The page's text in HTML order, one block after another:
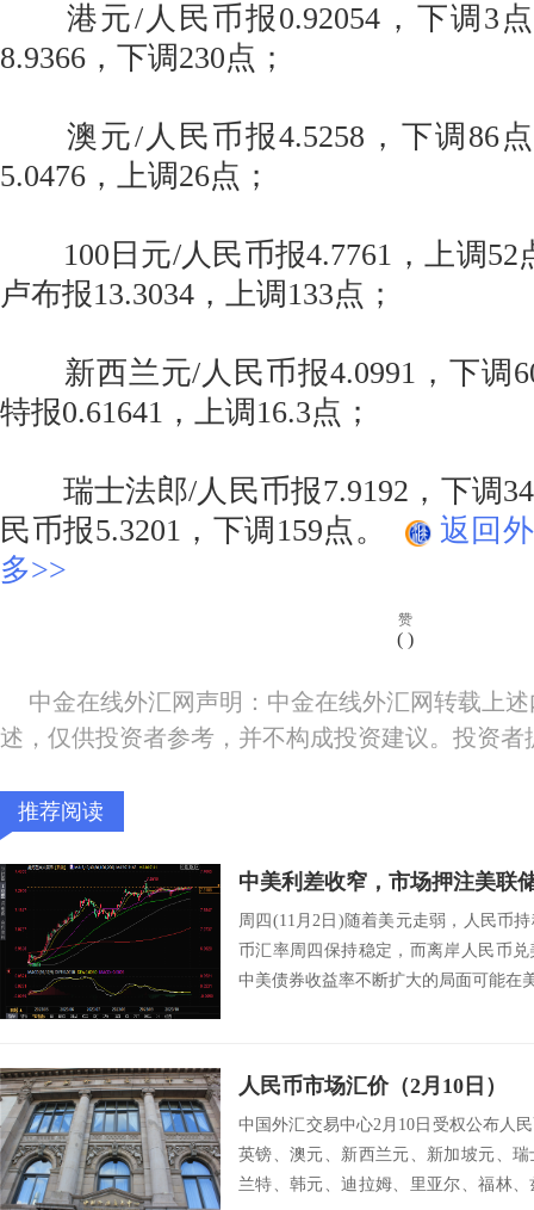
港元/人民币报0.92054，下调3
8.9366，下调230点；
澳元/人民币报4.5258，下调86
5.0476，上调26点；
100日元/人民币报4.7761，上调52
卢布报13.3034，上调133点；
新西兰元/人民币报4.0991，下调
特报0.61641，上调16.3点；
瑞士法郎/人民币报7.9192，下调
民币报5.3201，下调159点。
返回
多>>
赞
( )
中金在线外汇网声明：中金在线外汇网转载上
述，仅供投资者参考，并不构成投资建议。投资
推荐阅读
中美利差收窄，市场押注美联
周四(11月2日)随着美元走弱，人民币
币汇率周四保持稳定，而离岸人民币
中美债券收益率不断扩大的局面可能在
人民币市场汇价（2月10日）
中国外汇交易中心2月10日受权公布人
英镑、澳元、新西兰元、新加坡元、
兰特、韩元、迪拉姆、里亚尔、福林